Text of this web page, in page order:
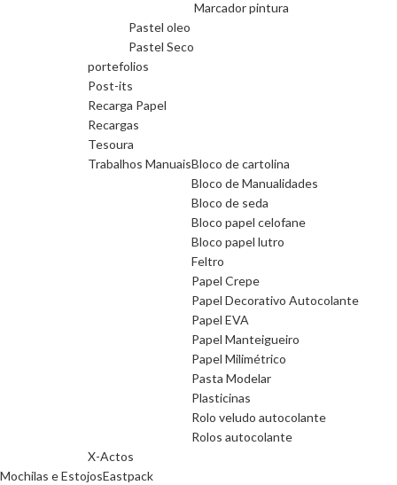
Marcador pintura
Pastel oleo
Pastel Seco
portefolios
Post-its
Recarga Papel
Recargas
Tesoura
Trabalhos ManuaisBloco de cartolina
Bloco de Manualidades
Bloco de seda
Bloco papel celofane
Bloco papel lutro
Feltro
Papel Crepe
Papel Decorativo Autocolante
Papel EVA
Papel Manteigueiro
Papel Milimétrico
Pasta Modelar
Plasticinas
Rolo veludo autocolante
Rolos autocolante
X-Actos
Mochilas e EstojosEastpack